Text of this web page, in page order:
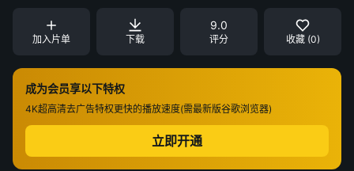
加入片单 下载
9.0
评分 收藏 (0)
成为会员享以下特权
4K超高清去广告特权更快的播放速度(需最新版谷歌浏览器)
立即开通